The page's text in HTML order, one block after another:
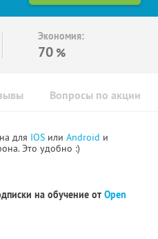
Экономия:
70 %
Вопросы по акции
для IOS или Android и
Это удобно :)
на обучение от Open